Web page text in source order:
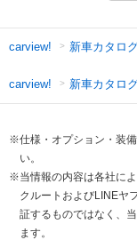
carview! 新車カタロ
carview! 新車カタロ
※仕様・オプション・装
い。
※当情報の内容は各社に
クルートおよびLINEヤ
証するものではなく、
ます。